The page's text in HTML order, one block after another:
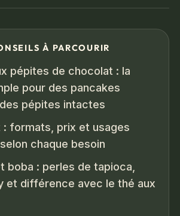
À PARCOURIR
pépites de chocolat : la
pour des pancakes
pépites intactes
: formats, prix et usages
chaque besoin
boba : perles de tapioca,
et différence avec le thé aux